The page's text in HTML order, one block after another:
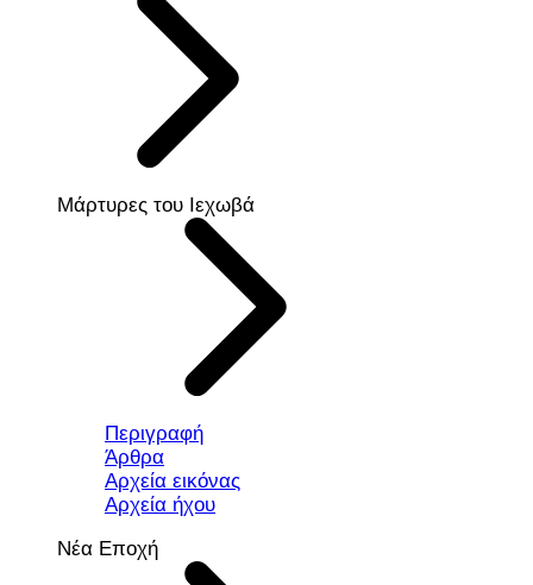
Μάρτυρες του Ιεχωβά
Περιγραφή
Άρθρα
Αρχεία εικόνας
Αρχεία ήχου
Νέα Εποχή